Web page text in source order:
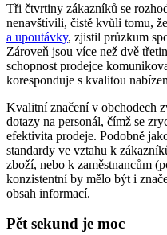
Tři čtvrtiny zákazníků se
nenavštívili, čistě kvůli tomu,
a upoutávky, zjistil průzkum
Zároveň jsou více než dvě
schopnost prodejce
koresponduje s kvalitou
Kvalitní značení v obchodech
dotazy na personál, čímž se
efektivita prodeje. Podobně
standardy ve vztahu k
zboží, nebo k zaměstnancům
konzistentní by mělo být i
obsah informací.
Pět sekund je moc